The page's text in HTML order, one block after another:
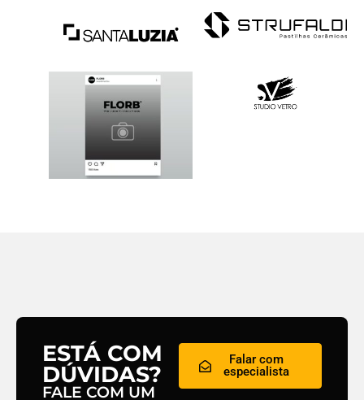
ESTÁ COM
DÚVIDAS?
FALE COM UM
Falar com
especialista